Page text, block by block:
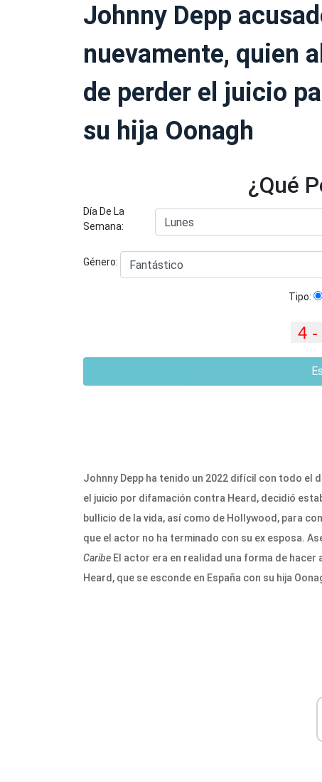
Johnny Depp
nuevamente, quien
de perder el juicio
su hija Oonagh
¿Qué
Día De La
Semana:
Género:
Tipo:
Johnny Depp ha tenido un 2022 difícil con todo el
el juicio por difamación contra Heard, decidió
bullicio de la vida, así como de Hollywood, para
que el actor no ha terminado con su ex esposa.
Caribe El actor era en realidad una forma de
Heard, que se esconde en España con su hija